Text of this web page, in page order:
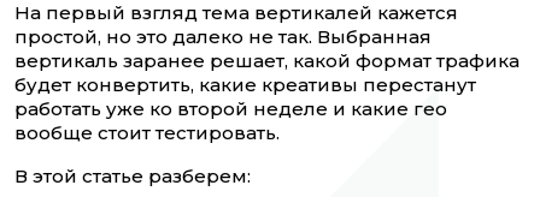
На первый взгляд тема вертикалей кажется
простой, но это далеко не так. Выбранная
вертикаль заранее решает, какой формат трафика
будет конвертить, какие креативы перестанут
работать уже ко второй неделе и какие гео
вообще стоит тестировать.
В этой статье разберем: